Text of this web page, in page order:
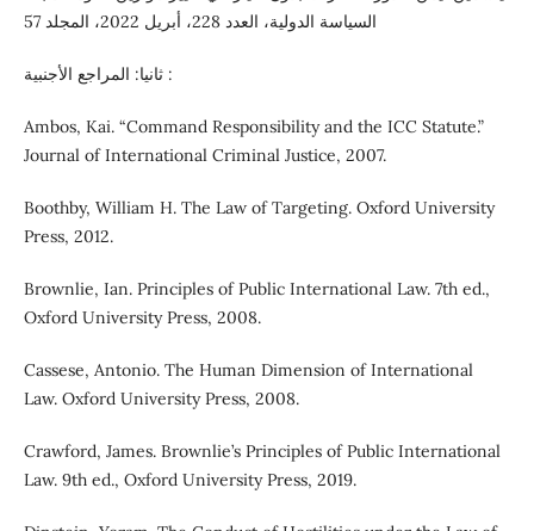
السياسة الدولية، العدد 228، أبريل 2022، المجلد 57
ثانيا: المراجع الأجنبية :
Ambos, Kai. “Command Responsibility and the ICC Statute.”
Journal of International Criminal Justice, 2007.
Boothby, William H. The Law of Targeting. Oxford University
Press, 2012.
Brownlie, Ian. Principles of Public International Law. 7th ed.,
Oxford University Press, 2008.
Cassese, Antonio. The Human Dimension of International
Law. Oxford University Press, 2008.
Crawford, James. Brownlie’s Principles of Public International
Law. 9th ed., Oxford University Press, 2019.